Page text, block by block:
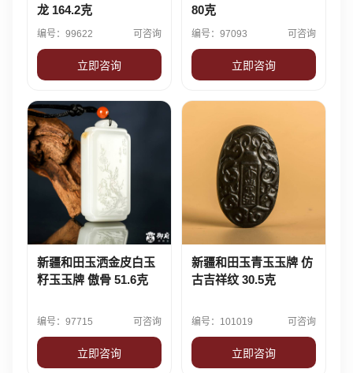
龙 164.2克
编号：99622 可咨询
立即咨询
80克
编号：97093 可咨询
立即咨询
新疆和田玉洒金皮白玉
籽玉玉牌 傲骨 51.6克
编号：97715 可咨询
立即咨询
新疆和田玉青玉玉牌 仿
古吉祥纹 30.5克
编号：101019 可咨询
立即咨询